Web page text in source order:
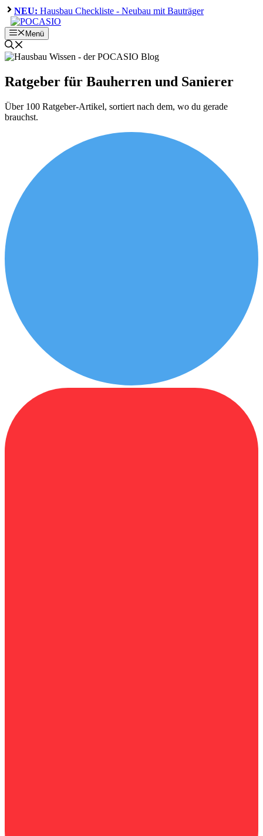
Zum
Inhalt
springen
NEU: Hausbau Checkliste - Neubau mit Bauträger
Menü
Ratgeber für Bauherren und Sanierer
Über 100 Ratgeber-Artikel, sortiert nach dem, wo du gerade
brauchst.